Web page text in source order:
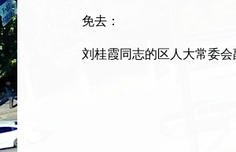
免去：
刘桂霞同志的区人大常委会